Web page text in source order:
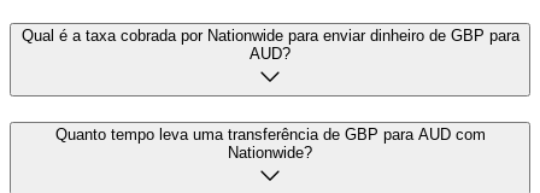
Qual é a taxa cobrada por Nationwide para enviar dinheiro de GBP para
AUD?
Quanto tempo leva uma transferência de GBP para AUD com
Nationwide?